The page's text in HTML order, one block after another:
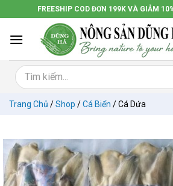
đến
dung
FREESHIP COD ĐƠN 199K VÀ GIẢM
Trang Chủ /Shop /Cá Biển /Cá Dứa